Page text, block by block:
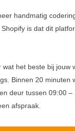
handmatig
is dat dit
wat het beste bij jouw
Binnen 20 minuten
deur tussen 09:00 –
afspraak.